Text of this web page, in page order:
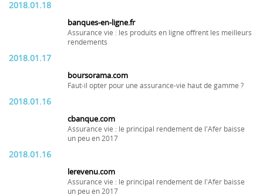
2018.01.18
banques-en-ligne.fr
Assurance vie : les produits en ligne offrent les meilleurs
rendements
2018.01.17
boursorama.com
Faut-il opter pour une assurance-vie haut de gamme ?
2018.01.16
cbanque.com
Assurance vie : le principal rendement de l'Afer baisse
un peu en 2017
2018.01.16
lerevenu.com
Assurance vie : le principal rendement de l'Afer baisse
un peu en 2017